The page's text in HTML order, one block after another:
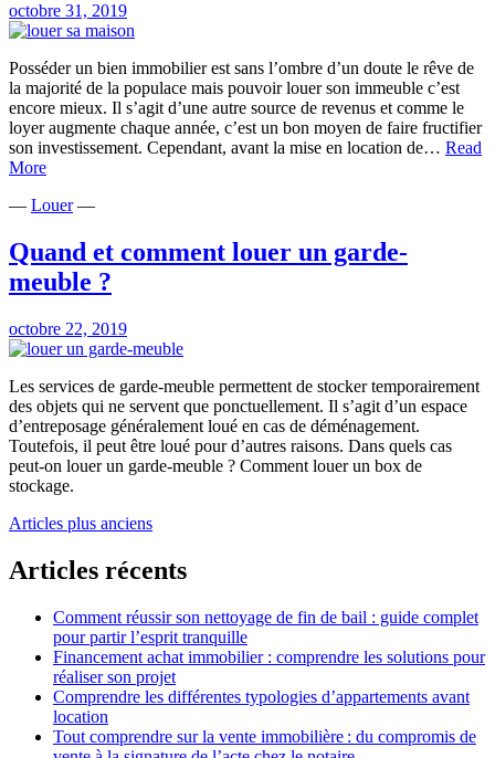
octobre 31, 2019
Posséder un bien immobilier est sans l’ombre d’un doute le rêve de
la majorité de la populace mais pouvoir louer son immeuble c’est
encore mieux. Il s’agit d’une autre source de revenus et comme le
loyer augmente chaque année, c’est un bon moyen de faire fructifier
son investissement. Cependant, avant la mise en location de… Read
MoreQue
il
en
compte
avant
mettre
son
immobilier
en
location?
— Louer—
Quand et comment louer un garde-
meuble ?
octobre 22, 2019
Les services de garde-meuble permettent de stocker temporairement
des objets qui ne servent que ponctuellement. Il s’agit d’un espace
d’entreposage généralement loué en cas de déménagement.
Toutefois, il peut être loué pour d’autres raisons. Dans quels cas
peut-on louer un garde-meuble ? Comment louer un box de
stockage.
Navigation
des
articles
Articles plus anciens
Articles récents
Comment réussir son nettoyage de fin de bail : guide complet
pour partir l’esprit tranquille
Financement achat immobilier : comprendre les solutions pour
réaliser son projet
Comprendre les différentes typologies d’appartements avant
location
Tout comprendre sur la vente immobilière : du compromis de